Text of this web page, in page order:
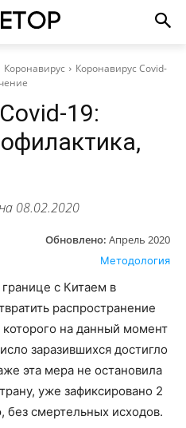
Коронавирус
Коронавирус Covid-
19:
08.02.2020
Обновлено: Апрель 2020
Методология
с Китаем в
распространение
на данный момент
заразившихся достигло
эта мера не остановила
уже зафиксировано 2
без смертельных исходов.